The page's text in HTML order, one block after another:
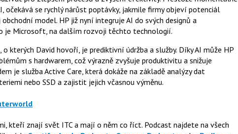
očekává se rychlý nárůst poptávky, jakmile firmy objeví potenciál
model. HP již nyní integruje AI do svých designů a
je Microsoft, na dalším rozvoji těchto technologií.
kterých David hovoří, je prediktivní údržba a služby. Díky AI může HP
s hardwarem, což výrazně zvyšuje produktivitu a snižuje
je služba Active Care, která dokáže na základě analýzy dat
nebo SSD a zajistit jejich včasnou výměnu.
kteří znají svět ITC a mají o něm co říct. Podcast najdete na všech